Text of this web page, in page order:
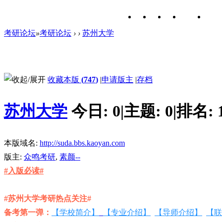
考研论坛»考研论坛 › › 苏州大学
收藏本版 (747) |申请版主 |存档
苏州大学 今日: 0|主题: 0|排名:
本版域名: http://suda.bbs.kaoyan.com
版主: 众鸣考研, 素颜--
#入版必读#
#苏州大学考研热点关注#
备考第一弹：
【学校简介】 【专业介绍】 【导师介绍】
【